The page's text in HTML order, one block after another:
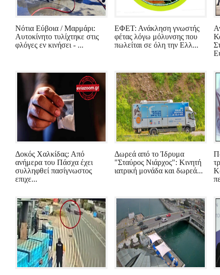
Νότια Εύβοια / Μαρμάρι:
Αυτοκίνητο τυλίχτηκε στις
φλόγες εν κινήσει - ...
ΕΦΕΤ: Ανάκληση γνωστής
φέτας λόγω μόλυνσης που
πωλείται σε όλη την Ελλ...
Δοκός Χαλκίδας: Από
ανήμερα του Πάσχα έχει
συλληφθεί πασίγνωστος
επιχε...
Δωρεά από το Ίδρυμα
"Σταύρος Νιάρχος": Κινητή
ιατρική μονάδα και δωρεά...